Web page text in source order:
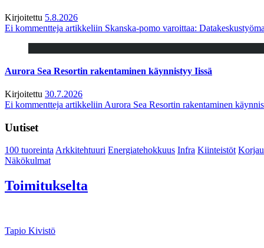
Kirjoitettu 5.8.2026
Ei kommentteja artikkeliin Skanska-pomo varoittaa:
Aurora Sea Resortin rakentaminen käynnistyy Iissä
Kirjoitettu 30.7.2026
Ei kommentteja artikkeliin Aurora Sea Resortin rakentaminen
Uutiset
100 tuoreintaArkkitehtuuri Energiatehokkuus Infra Kiinteistöt
Näkökulmat
Toimitukselta
Tapio Kivistö